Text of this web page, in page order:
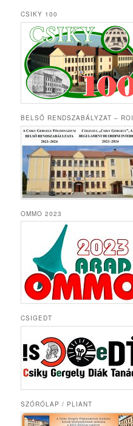
CSIKY 100
BELSŐ RENDSZABÁLYZAT – ROI
OMMO 2023
CSIGEDT
SZÓRÓLAP / PLIANT